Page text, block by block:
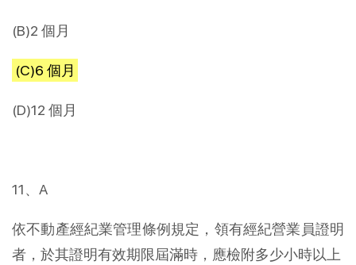
(B)2 個月
(C)6 個月
(D)12 個月
11、A
依不動產經紀業管理條例規定，領有經紀營業員證明
者，於其證明有效期限屆滿時，應檢附多少小時以上